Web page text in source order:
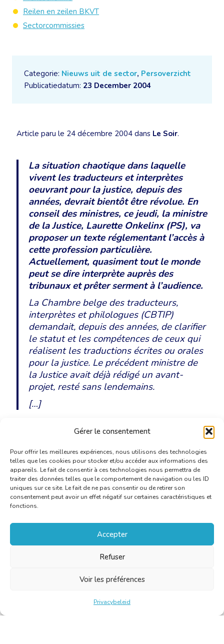
Gérer le consentement
Pour offrir les meilleures expériences, nous utilisons des technologies
telles que les cookies pour stocker et/ou accéder aux informations des
appareils. Le fait de consentir à ces technologies nous permettra de
traiter des données telles que le comportement de navigation ou les ID
uniques sur ce site. Le fait de ne pas consentir ou de retirer son
consentement peut avoir un effet négatif sur certaines caractéristiques et
fonctions.
Accepter
Refuser
Voir les préférences
Privacybeleid
Categorie: Nieuws uit de sector, Persoverzicht
Publicatiedatum: 23 December 2004
Article paru le 24 décembre 2004 dans Le Soir.
La situation chaotique dans laquelle
vivent les traducteurs et interprètes
oeuvrant pour la justice, depuis des
années, devrait bientôt être révolue. En
conseil des ministres, ce jeudi, la ministre
de la Justice, Laurette Onkelinx (PS), va
proposer un texte réglementant l’accès à
cette profession particulière.
Actuellement, quasiment tout le monde
peut se dire interprète auprès des
tribunaux et prêter serment à l’audience.
La Chambre belge des traducteurs,
interprètes et philologues (CBTIP)
demandait, depuis des années, de clarifier
le statut et les compétences de ceux qui
réalisent les traductions écrites ou orales
pour la justice. Le précédent ministre de
la Justice avait déjà rédigé un avant-
projet, resté sans lendemains.
[…]
Lire l’article sur le site du Soir.
Reilen en zeilen BKVT
Sectorcommissies